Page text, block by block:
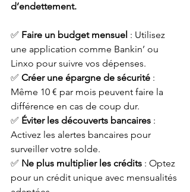
d’endettement.
✅ Faire un budget mensuel : Utilisez
une application comme Bankin’ ou
Linxo pour suivre vos dépenses.
✅ Créer une épargne de sécurité :
Même 10 € par mois peuvent faire la
différence en cas de coup dur.
✅ Éviter les découverts bancaires :
Activez les alertes bancaires pour
surveiller votre solde.
✅ Ne plus multiplier les crédits : Optez
pour un crédit unique avec mensualités